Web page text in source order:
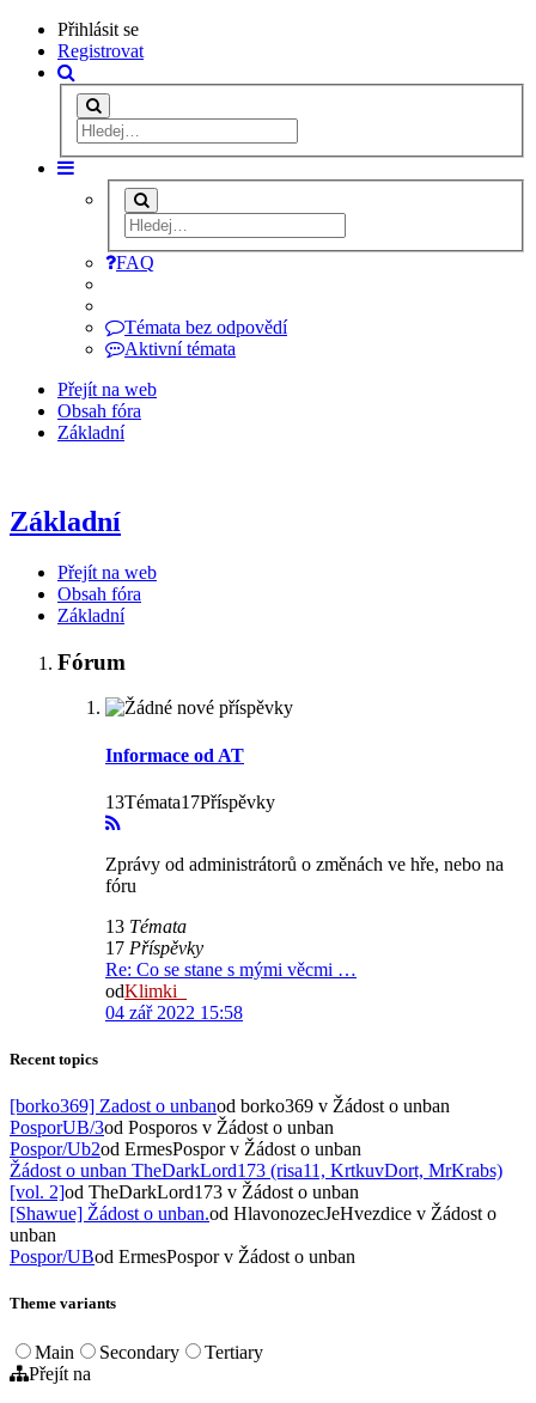
Přihlásit se
Registrovat
FAQ
Témata bez odpovědí
Aktivní témata
Přejít na web
Obsah fóra
Základní
Základní
Přejít na web
Obsah fóra
Základní
Fórum
Informace od AT
13Témata17Příspěvky
Zprávy od administrátorů o změnách ve hře, nebo na
fóru
13 Témata
17 Příspěvky
Re: Co se stane s mými věcmi …
odKlimki_
04 zář 2022 15:58
Recent topics
[borko369] Zadost o unbanod borko369 v Žádost o unban
PosporUB/3od Posporos v Žádost o unban
Pospor/Ub2od ErmesPosporv Žádost o unban
Žádost o unban TheDarkLord173 (risa11, KrtkuvDort, MrKrabs)
[vol. 2]od TheDarkLord173 v Žádost o unban
[Shawue] Žádost o unban.od HlavonozecJeHvezdice v Žádost o
unban
Pospor/UBod ErmesPosporv Žádost o unban
Theme variants
Main Secondary
Tertiary
Přejít na